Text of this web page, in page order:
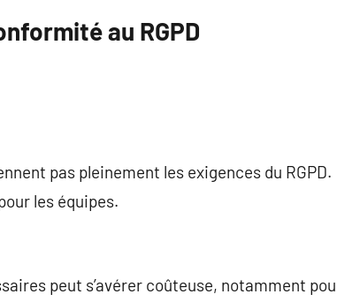
au RGPD
pas pleinement les exigences du RGPD.
les équipes.
peut s’avérer coûteuse, notamment